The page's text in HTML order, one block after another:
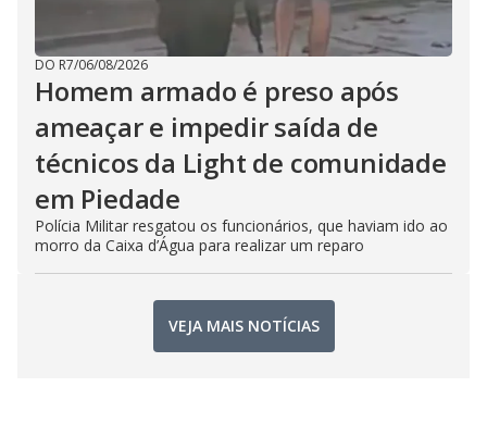
DO R7/06/08/2026
Homem armado é preso após
ameaçar e impedir saída de
técnicos da Light de comunidade
em Piedade
Polícia Militar resgatou os funcionários, que haviam ido ao
morro da Caixa d’Água para realizar um reparo
VEJA MAIS NOTÍCIAS